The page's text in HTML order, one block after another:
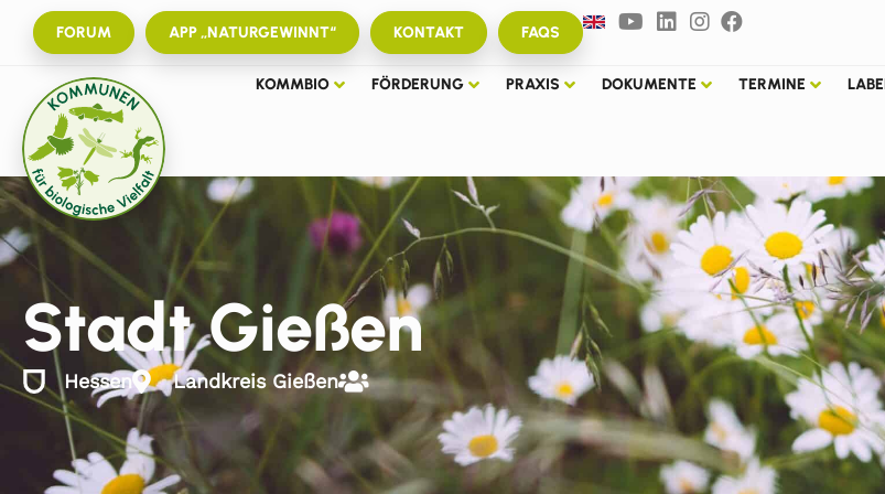
FORUM APP „NATURGEWINNT“ KONTAKT FAQS
KOMMBIO FÖRDERUNG PRAXIS DOKUMENTE TERMINE
Stadt Gießen
Hessen Landkreis Gießen